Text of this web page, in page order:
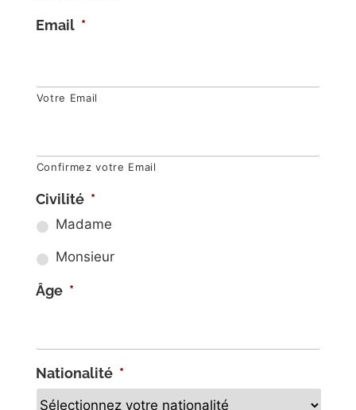
Email *
Votre Email
Confirmez votre Email
Civilité *
Madame
Monsieur
Âge *
Nationalité *